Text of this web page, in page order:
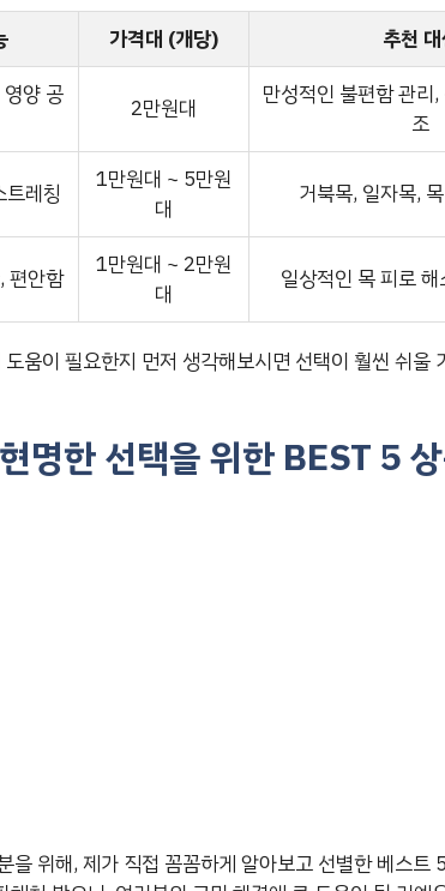
가격대 (개당) 추천
양 공
2만원대
만성적인 불편함 관리
조
레칭
1만원대 ~ 5만원
대
거북목, 일자목,
편안함
1만원대 ~ 2만원
대
일상적인 목 피로
움이 필요한지 먼저 생각해보시면 선택이 훨씬 쉬울
명한 선택을 위한 BEST 5
을 위해, 제가 직접 꼼꼼하게 알아보고 선별한 베스트